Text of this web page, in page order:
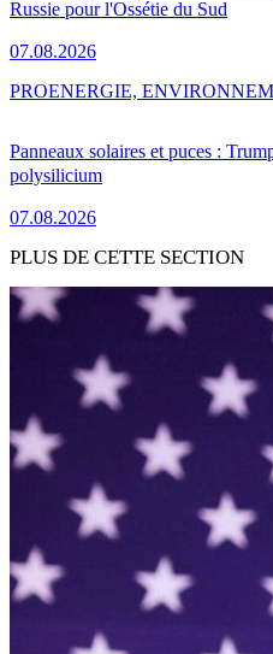
Russie pour l'Ossétie du Sud
07.08.2026
Panneaux solaires et puces :
polysilicium
07.08.2026
PROENERGIE,
PLUS DE CETTE SECTION